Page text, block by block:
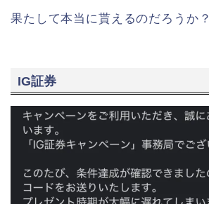
果たして本当に貰えるのだろうか？
IG証券